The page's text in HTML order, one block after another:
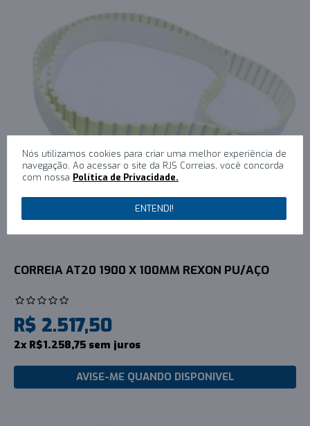
CORREIA AT20 1900 X 100MM REXON PU/AÇO
R$ 2.517,50
2x R$1.258,75 sem juros
AVISE-ME QUANDO DISPONIVEL
Nós utilizamos cookies para criar uma melhor experiência de
navegação. Ao acessar o site da RJS Correias, você concorda
com nossa Política de Privacidade.
ENTENDI!